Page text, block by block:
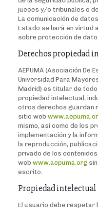
jueces y/o tribunales o
La comunicación de
Estado se hará en virtud
sobre protección de
Derechos propiedad
AEPUMA (Asociación De
Universidad Para
Madrid) es titular de
propiedad intelectual,
otros derechos guardan
sitio web
mismo, así como de los
implementación y la
la reproducción,
privado de los
web www.aepuma.org
escrito.
Propiedad intelectual
El usuario debe